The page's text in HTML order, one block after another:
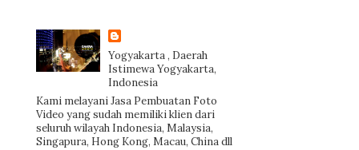
Yogyakarta , Daerah
Istimewa Yogyakarta,
Indonesia
Kami melayani Jasa Pembuatan Foto
Video yang sudah memiliki klien dari
seluruh wilayah Indonesia, Malaysia,
Singapura, Hong Kong, Macau, China dll